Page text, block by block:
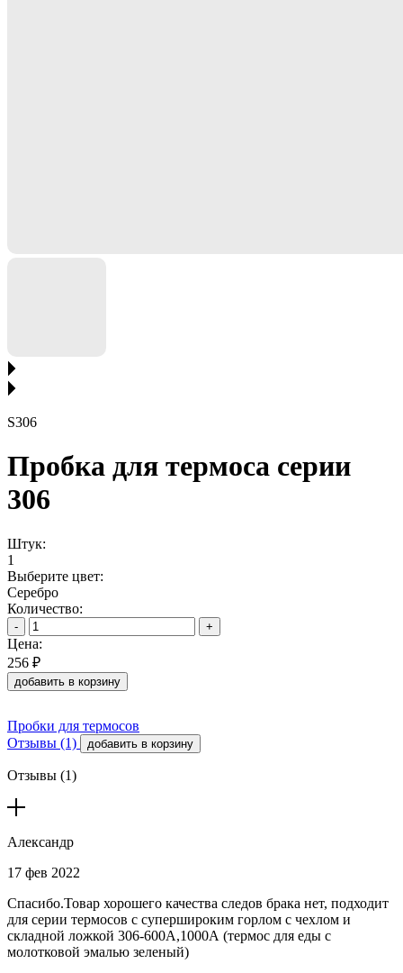
S306
Пробка для термоса серии
306
Штук:
1
Выберите цвет:
Серебро
Количество:
- +
Цена:
256 ₽
добавить в корзину
Пробки для термосов
Отзывы (1)
добавить в корзину
Отзывы (1)
Александр
17 фев 2022
Спасибо.Товар хорошего качества следов брака нет, подходит
для серии термосов с супершироким горлом с чехлом и
складной ложкой 306-600А,1000А (термос для еды с
молотковой эмалью зеленый)